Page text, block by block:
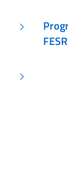
FESR